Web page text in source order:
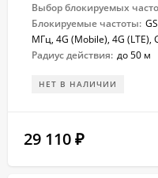
Выбор блокируемых
Блокируемые частоты:
МГц, 4G (Mobile), 4G (LTE),
Радиус действия: до 50 м
НЕТ В НАЛИЧИИ
29 110 ₽